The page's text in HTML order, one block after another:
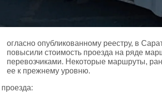
огласно опубликованному реестру, в
повысили стоимость проезда на ряде
перевозчиками. Некоторые маршруты,
ее к прежнему уровню.